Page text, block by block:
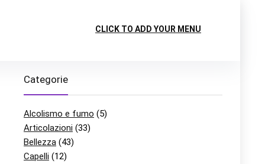
CLICK TO ADD YOUR MENU
Categorie
Alcolismo e fumo (5)
Articolazioni (33)
Bellezza (43)
Capelli (12)